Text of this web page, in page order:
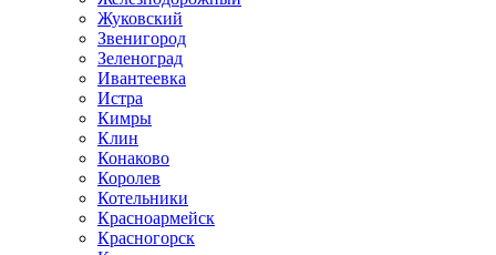
Жуковский
Звенигород
Зеленоград
Ивантеевка
Истра
Кимры
Клин
Конаково
Королев
Котельники
Красноармейск
Красногорск